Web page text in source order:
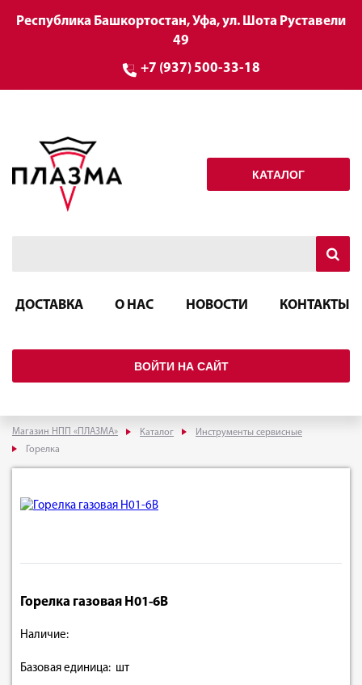
Республика Башкортостан, Уфа, ул. Шота Руставели
49
+7 (937) 500-33-18
КАТАЛОГ
ДОСТАВКА О НАС НОВОСТИ КОНТАКТЫ
ВОЙТИ НА САЙТ
Магазин НПП «ПЛАЗМА» Каталог
Инструменты сервисные
Горелка
Горелка газовая Н01-6B
Наличие:
Базовая единица: шт